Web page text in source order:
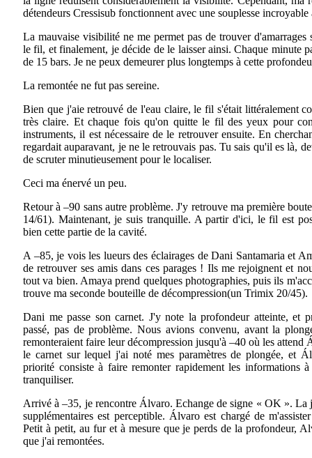
détendeurs Cressisub fonctionnent avec une souplesse
La mauvaise visibilité ne me permet pas de trouver
le fil, et finalement, je décide de le laisser ainsi. Chaque minute
de 15 bars. Je ne peux demeurer plus longtemps à cette
La remontée ne fut pas sereine.
Bien que j'aie retrouvé de l'eau claire, le fil s'était littéralement
très claire. Et chaque fois qu'on quitte le fil des yeux pour
instruments, il est nécessaire de le retrouver ensuite. En
regardait auparavant, je ne le retrouvais pas. Tu sais qu'il es là,
de scruter minutieusement pour le localiser.
Ceci ma énervé un peu.
Retour à –90 sans autre problème. J'y retrouve ma première
14/61). Maintenant, je suis tranquille. A partir d'ici, le fil est
bien cette partie de la cavité.
A –85, je vois les lueurs des éclairages de Dani Santamaria et
de retrouver ses amis dans ces parages ! Ils me rejoignent et
tout va bien. Amaya prend quelques photographies, puis ils
trouve ma seconde bouteille de décompression(un Trimix 20/45).
Dani me passe son carnet. J'y note la profondeur atteinte, et
passé, pas de problème. Nous avions convenu, avant la
remonteraient faire leur décompression jusqu'à –40 où les
le carnet sur lequel j'ai noté mes paramètres de plongée, et
priorité consiste à faire remonter rapidement les informations
tranquiliser.
Arrivé à –35, je rencontre Álvaro. Echange de signe « OK ». La
supplémentaires est perceptible. Álvaro est chargé de
Petit à petit, au fur et à mesure que je perds de la profondeur,
que j'ai remontées.